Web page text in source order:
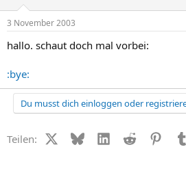
l
e
r
l
t
a
3 November 2003
hallo. schaut doch mal vorbei:
:bye:
Du musst dich einloggen oder
Teilen: X (Twitter)
BlueskyLinkedIn
Reddit